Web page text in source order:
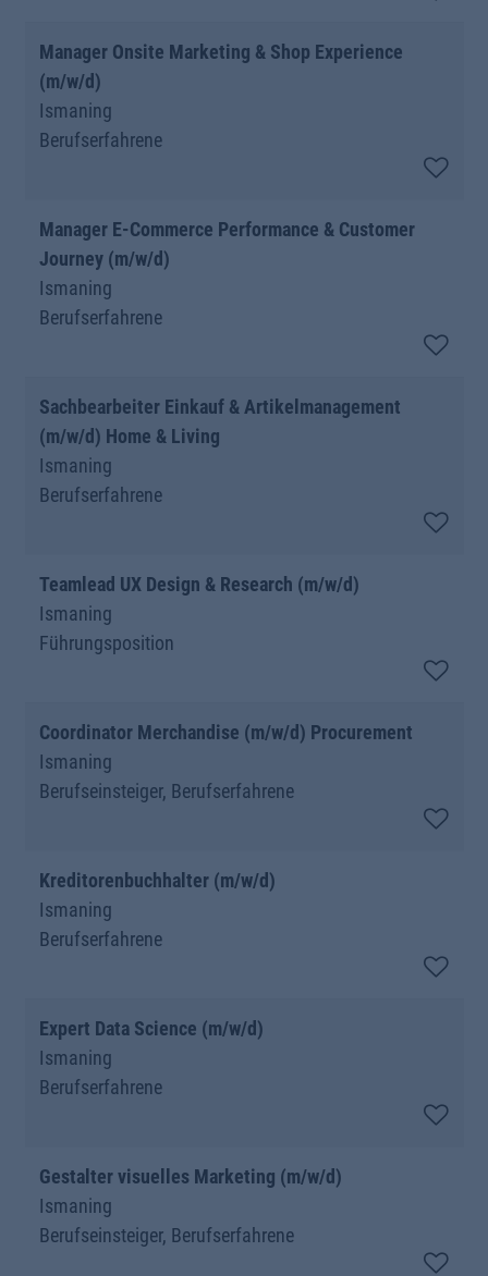
Manager Onsite Marketing & Shop Experience
(m/w/d)
Ismaning
Berufserfahrene
Manager E-Commerce Performance & Customer
Journey (m/w/d)
Ismaning
Berufserfahrene
Sachbearbeiter Einkauf & Artikelmanagement
(m/w/d) Home & Living
Ismaning
Berufserfahrene
Teamlead UX Design & Research (m/w/d)
Ismaning
Führungsposition
Coordinator Merchandise (m/w/d) Procurement
Ismaning
Berufseinsteiger, Berufserfahrene
Kreditorenbuchhalter (m/w/d)
Ismaning
Berufserfahrene
Expert Data Science (m/w/d)
Ismaning
Berufserfahrene
Gestalter visuelles Marketing (m/w/d)
Ismaning
Berufseinsteiger, Berufserfahrene